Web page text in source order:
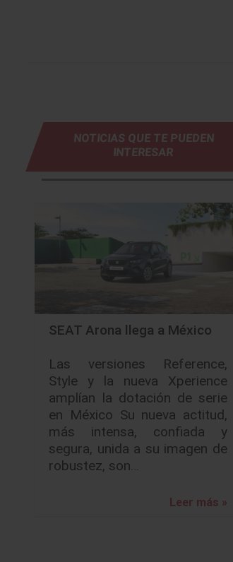
NOTICIAS QUE TE PUEDEN
INTERESAR
SEAT Arona llega a México
Las versiones Reference,
Style y la nueva Xperience
amplían la dotación de serie
en México Su nueva actitud,
más intensa, confiada y
segura, unida a su imagen de
robustez, son…
Leer más »